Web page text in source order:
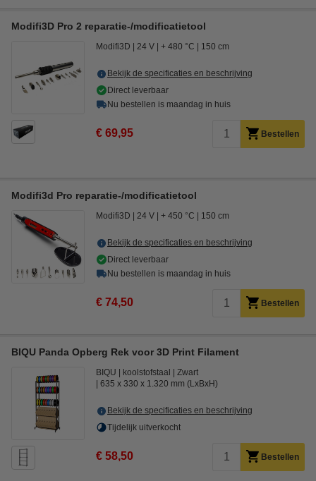
Modifi3D Pro 2 reparatie-/modificatietool
Modifi3D 24 V + 480 °C 150 cm
Bekijk de specificaties en beschrijving
Direct leverbaar
Nu bestellen is maandag in huis
€ 69,95 Bestellen
Modifi3d Pro reparatie-/modificatietool
Modifi3D 24 V + 450 °C 150 cm
Bekijk de specificaties en beschrijving
Direct leverbaar
Nu bestellen is maandag in huis
€ 74,50 Bestellen
BIQU Panda Opberg Rek voor 3D Print Filament
BIQU koolstofstaal
Zwart
635 x 330 x 1.320 mm (LxBxH)
Bekijk de specificaties en beschrijving
Tijdelijk uitverkocht
€ 58,50 Bestellen